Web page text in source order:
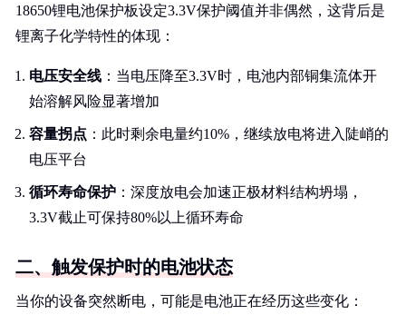
18650锂电池保护板设定3.3V保护阈值并非偶然，这背后是
锂离子化学特性的体现：
电压安全线 ：当电压降至3.3V时，电池内部铜集流体开
始溶解风险显著增加
容量拐点 ：此时剩余电量约10%，继续放电将进入陡峭的
电压平台
循环寿命保护 ：深度放电会加速正极材料结构坍塌，
3.3V截止可保持80%以上循环寿命
二、触发保护时的电池状态
当你的设备突然断电，可能是电池正在经历这些变化：